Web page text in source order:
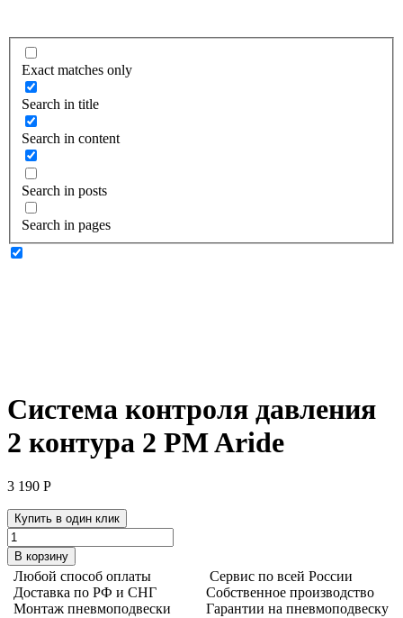
Exact matches only
Search in title
Search in content
Search in posts
Search in pages
Система контроля давления
2 контура 2 PM Aride
3 190 Р
Купить в один клик
Количество
товара
Система
контроля
давления
В корзину
Любой способ оплаты
Доставка по РФ и СНГ
Монтаж пневмоподвески
Сервис по всей России
Собственное производство
Гарантии на пневмоподвеску